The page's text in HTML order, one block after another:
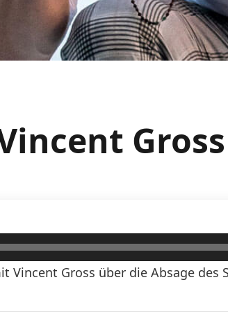
Gross
Vincent Gross über die Absage des